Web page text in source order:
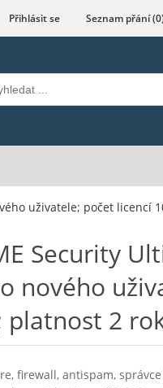
Přihlásit se Seznam přání
uživatele; počet licencí
Security
nového
platnost 2
firewall, antispam,